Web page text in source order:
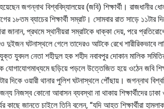
জগন্নাথ বিশ্ববিদ্যালয়ের (জবি) শিক্ষার্থী। রাজধানীর
১৮তম ব্যাচের শিক্ষার্থী সম্রাট। সোমবার রাত সাড়ে ১১টার
প্রথমে স্থানীয়রা সম্রাটকে ধাক্কা দেয়, পরে
দুইজন ঘটনাস্থলে গেলে তাদেরও আটকে রেখে শারীরিকভাবে
যুবদল নেতা শহীদুল হক শহীদ নবাবপুর দোকান মালিক
ছড়িয়ে পড়লে উত্তেজিত হয়ে ওঠেন জবি
দিকে ওয়ারী থানার পুলিশ ঘটনাস্থলে পৌঁছায়। জগন্নাথ
নিজস্ব কোনো আবাসন ব্যবস্থা না থাকায় শিক্ষার্থীদের
জানতে চাইলে তিনি বলেন, “যদি আহত শিক্ষার্থীরা